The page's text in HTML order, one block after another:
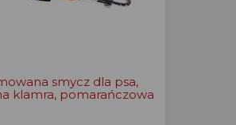
smycz dla psa,
klamra, pomarańczowa